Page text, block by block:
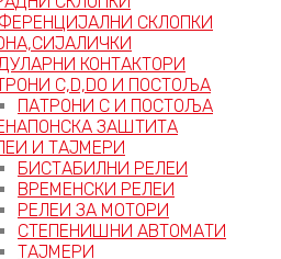
СКЛОПКИ
КОНТАКТОРИ
C,D,D0 И ПОСТОЉА
ПАТРОНИ C И ПОСТОЉА
ЗАШТИТА
И ТАЈМЕРИ
БИСТАБИЛНИ РЕЛЕИ
ВРЕМЕНСКИ РЕЛЕИ
РЕЛЕИ ЗА МОТОРИ
СТЕПЕНИШНИ АВТОМАТИ
ТАЈМЕРИ